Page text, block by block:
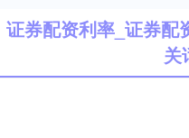
证券配资利率_证券配
关